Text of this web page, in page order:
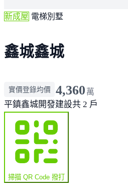
新成屋 電梯別墅
鑫城鑫城
實價登錄均價 4,360 萬
平鎮鑫城開發建設共 2 戶
掃描 QR Code 撥打